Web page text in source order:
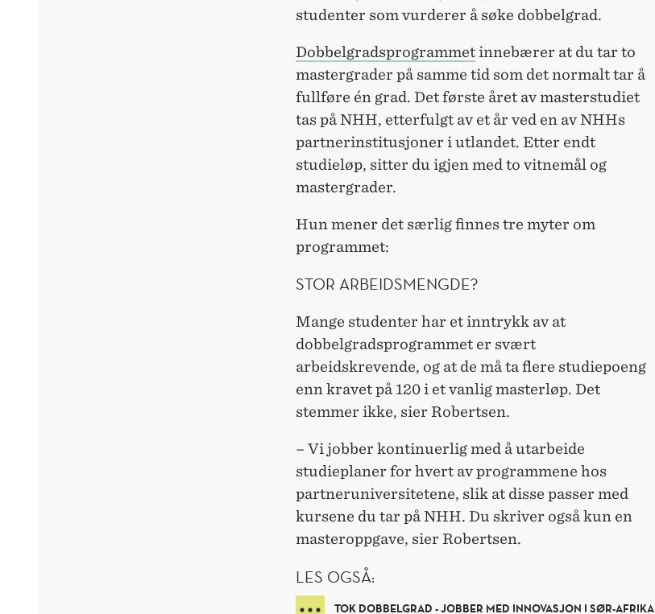
studenter som vurderer å søke dobbelgrad.
Dobbelgradsprogrammet innebærer at du tar to
mastergrader på samme tid som det normalt tar å
fullføre én grad. Det første året av masterstudiet
tas på NHH, etterfulgt av et år ved en av NHHs
partnerinstitusjoner i utlandet. Etter endt
studieløp, sitter du igjen med to vitnemål og
mastergrader.
Hun mener det særlig finnes tre myter om
programmet:
STOR ARBEIDSMENGDE?
Mange studenter har et inntrykk av at
dobbelgradsprogrammet er svært
arbeidskrevende, og at de må ta flere studiepoeng
enn kravet på 120 i et vanlig masterløp. Det
stemmer ikke, sier Robertsen.
– Vi jobber kontinuerlig med å utarbeide
studieplaner for hvert av programmene hos
partneruniversitetene, slik at disse passer med
kursene du tar på NHH. Du skriver også kun en
masteroppgave, sier Robertsen.
LES OGSÅ:
TOK DOBBELGRAD - JOBBER MED INNOVASJON I SØR-AFRIKA